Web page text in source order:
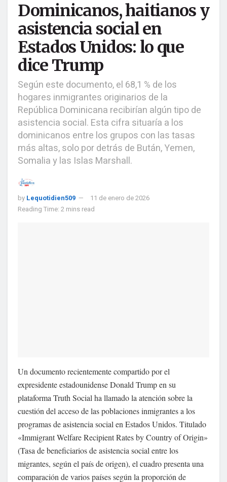
Dominicanos, haitianos y
asistencia social en
Estados Unidos: lo que
dice Trump
Según este documento, el 68,1 % de los
hogares inmigrantes originarios de la
República Dominicana recibirían algún tipo de
asistencia social. Esta cifra situaría a los
dominicanos entre los grupos con las tasas
más altas, solo por detrás de Bután, Yemen,
Somalia y las Islas Marshall.
by Lequotidien509
11 de enero de 2026
Reading Time: 2 mins read
Un documento recientemente compartido por el
expresidente estadounidense Donald Trump en su
plataforma Truth Social ha llamado la atención sobre la
cuestión del acceso de las poblaciones inmigrantes a los
programas de asistencia social en Estados Unidos. Titulado
«Immigrant Welfare Recipient Rates by Country of Origin»
(Tasa de beneficiarios de asistencia social entre los
migrantes, según el país de origen), el cuadro presenta una
comparación de varios países según la proporción de